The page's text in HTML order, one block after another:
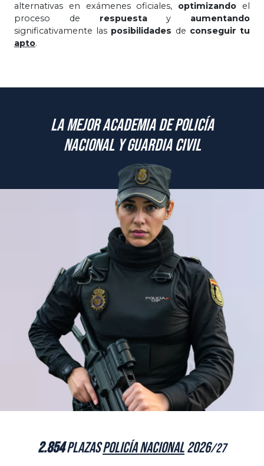
alternativas en exámenes oficiales, optimizando el
proceso de respuestay aumentando
significativamente las posibilidades de conseguir tu
apto.
La mejor academia de Policía
Nacional y Guardia Civil
2.854plazasPolicía Nacional2026/27